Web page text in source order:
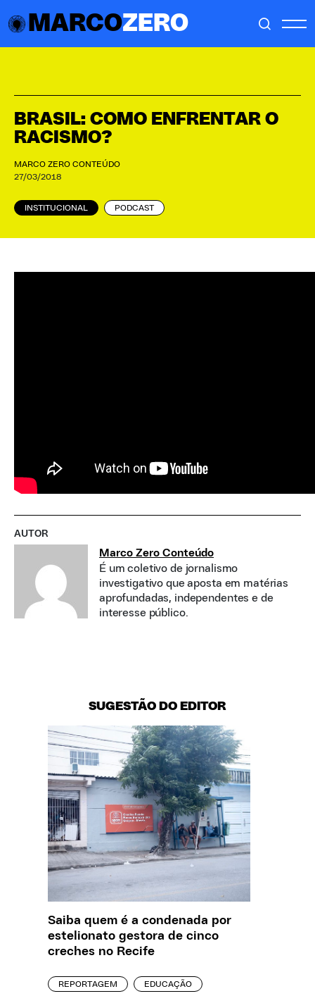
MARCOZERO
BRASIL: COMO ENFRENTAR O
RACISMO?
MARCO ZERO CONTEÚDO
27/03/2018
INSTITUCIONAL PODCAST
AUTOR
Marco Zero Conteúdo
É um coletivo de jornalismo
investigativo que aposta em matérias
aprofundadas, independentes e de
interesse público.
SUGESTÃO DO EDITOR
Saiba quem é a condenada por
estelionato gestora de cinco
creches no Recife
REPORTAGEM EDUCAÇÃO